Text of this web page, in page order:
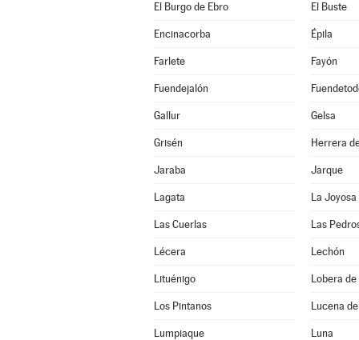
El Burgo de Ebro El Buste
Encinacorba Épila
Farlete Fayón
Fuendejalón
Gallur Gelsa
Grisén Herrera
Jaraba Jarque
Lagata La Joyosa
Las Cuerlas Las
Lécera Lechón
Lituénigo Lobera de
Los Pintanos Lucena
Lumpiaque Luna